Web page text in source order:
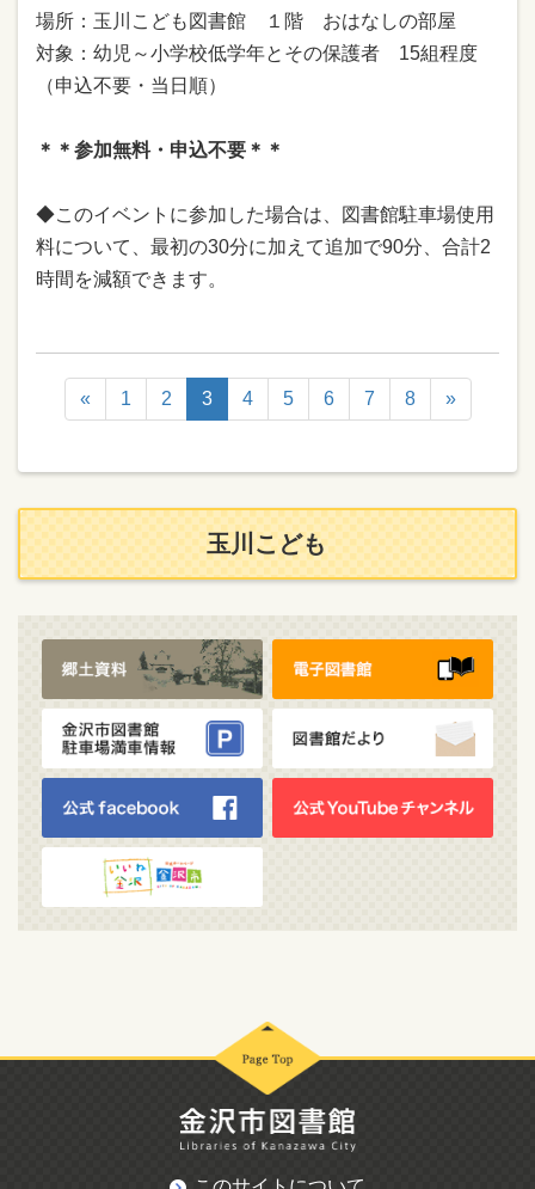
場所：玉川こども図書館 １階 おはなしの部屋
対象： 幼児～小学校低学年とその保護者 15組程度
（申込不要・当日順）
＊＊参加無料・申込不要＊＊
◆このイベントに参加した場合は、
図書館駐車場使用
料について、最初の30分に加えて追加で90分、合計2
時間を減額できます。
« 1 2 3 4 5 6 7 8 »
玉川こども